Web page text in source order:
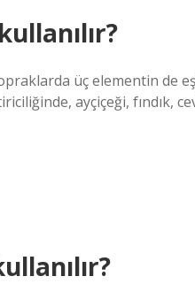
üç elementin de
ayçiçeği, fındık,